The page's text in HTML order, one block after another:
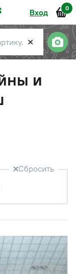
Вход 0
✕
и
Сбросить